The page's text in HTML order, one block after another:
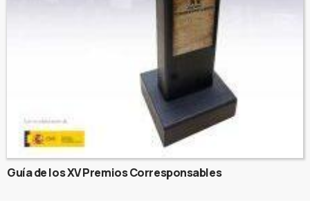
Guía de los XV Premios Corresponsables